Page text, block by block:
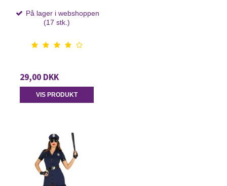
På lager i webshoppen
(17 stk.)
29,00 DKK
VIS PRODUKT